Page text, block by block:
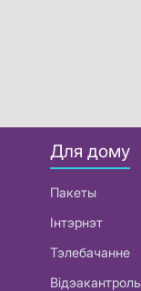
Для дому
Пакеты
Інтэрнэт
Тэлебачанне
Відэакантроль